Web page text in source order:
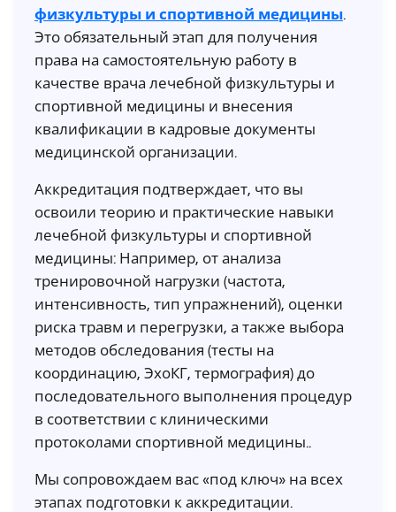
физкультуры и спортивной медицины.
Это обязательный этап для получения
права на самостоятельную работу в
качестве врача лечебной физкультуры и
спортивной медицины и внесения
квалификации в кадровые документы
медицинской организации.
Аккредитация подтверждает, что вы
освоили теорию и практические навыки
лечебной физкультуры и спортивной
медицины: Например, от анализа
тренировочной нагрузки (частота,
интенсивность, тип упражнений), оценки
риска травм и перегрузки, а также выбора
методов обследования (тесты на
координацию, ЭхоКГ, термография) до
последовательного выполнения процедур
в соответствии с клиническими
протоколами спортивной медицины..
Мы сопровождаем вас «под ключ» на всех
этапах подготовки к аккредитации.